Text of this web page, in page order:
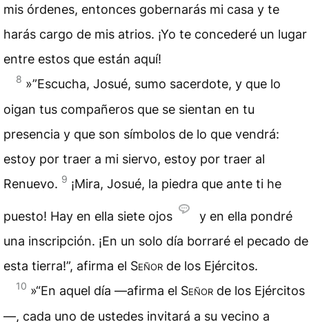
mis órdenes, entonces gobernarás mi casa y te
harás cargo de mis atrios. ¡Yo te concederé un lugar
entre estos que están aquí!
8 »”Escucha, Josué, sumo sacerdote, y que lo
oigan tus compañeros que se sientan en tu
presencia y que son símbolos de lo que vendrá:
estoy por traer a mi siervo, estoy por traer al
Renuevo. 9 ¡Mira, Josué, la piedra que ante ti he
puesto! Hay en ella siete ojos
y en ella pondré
una inscripción. ¡En un solo día borraré el pecado de
esta tierra!”, afirma el Señor de los Ejércitos.
10 »“En aquel día —afirma el Señor de los Ejércitos
—, cada uno de ustedes invitará a su vecino a